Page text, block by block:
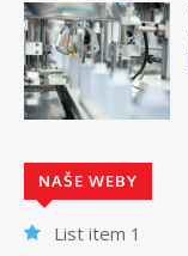
NAŠE WEBY
List item 1